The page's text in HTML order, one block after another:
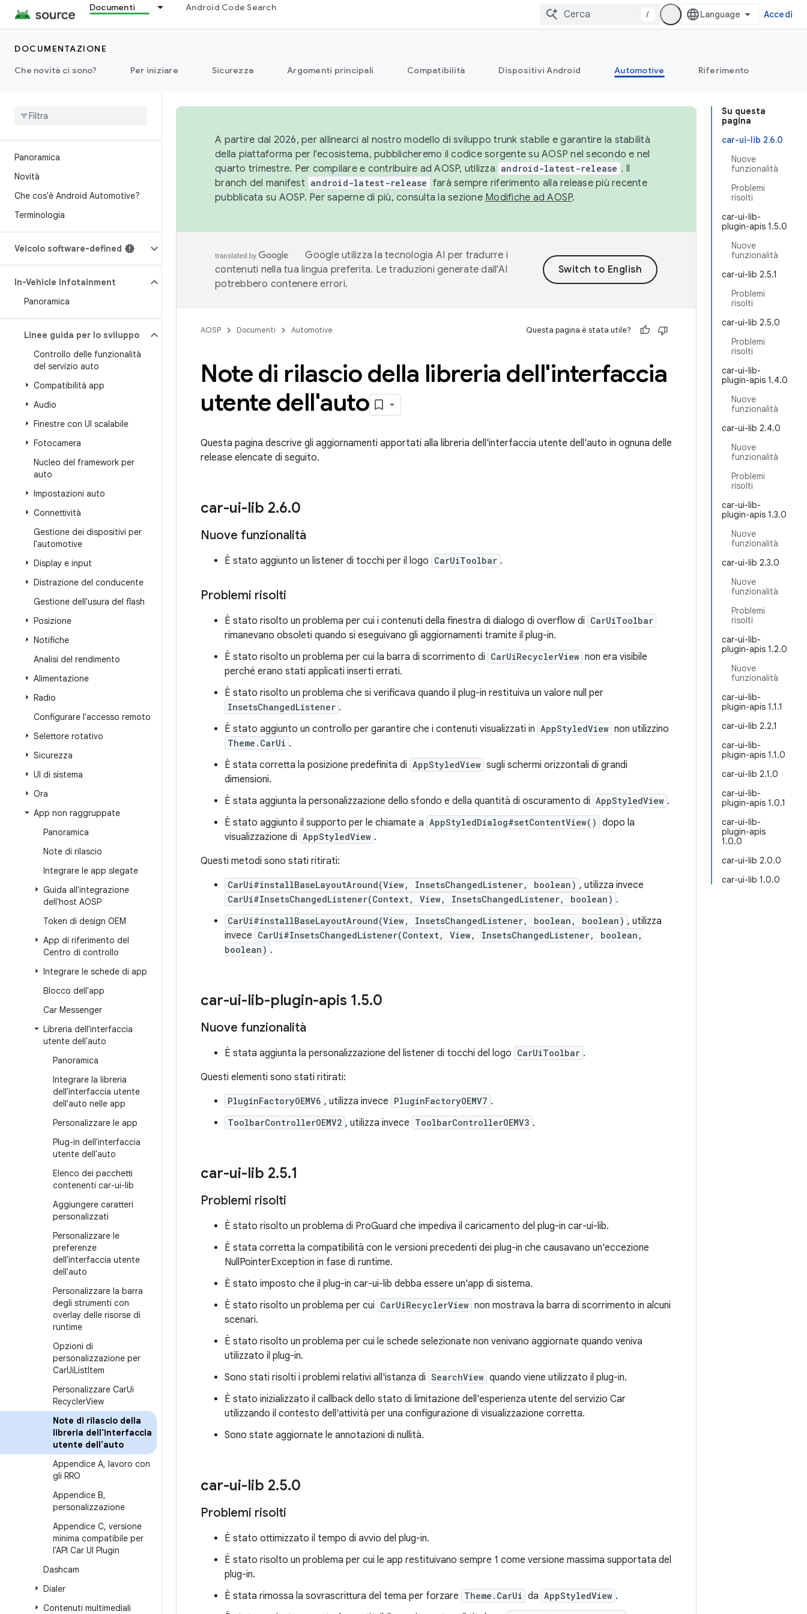
Documenti Android Code Search
/ Accedi
DOCUMENTAZIONE
Che novità ci sono?
Per iniziare Sicurezza Argomenti principali Compatibilità Dispositivi Android Automotive Riferimento
Panoramica
Novità
Che cos'è Android Automotive?
Terminologia
Veicolo software-defined
In-Vehicle Infotainment
Panoramica
Linee guida per lo sviluppo
Controllo delle funzionalità
del servizio auto
Compatibilità app
Audio
Finestre con UI scalabile
Fotocamera
Nucleo del framework per
auto
Impostazioni auto
Connettività
Gestione dei dispositivi per
l'automotive
Display e input
Distrazione del conducente
Gestione dell'usura del flash
Posizione
Notifiche
Analisi del rendimento
Alimentazione
Radio
Configurare l'accesso remoto
Selettore rotativo
Sicurezza
UI di sistema
Ora
App non raggruppate
Panoramica
Note di rilascio
Integrare le app slegate
Guida all'integrazione
dell'host AOSP
Token di design OEM
App di riferimento del
Centro di controllo
Integrare le schede di app
Blocco dell'app
Car Messenger
Libreria dell'interfaccia
utente dell'auto
Panoramica
Integrare la libreria
dell'interfaccia utente
dell'auto nelle app
Personalizzare le app
Plug-in dell'interfaccia
utente dell'auto
Elenco dei pacchetti
contenenti car-ui-lib
Aggiungere caratteri
personalizzati
Personalizzare le
preferenze
dell'interfaccia utente
dell'auto
Personalizzare la barra
degli strumenti con
overlay delle risorse di
runtime
Opzioni di
personalizzazione per
CarUiListItem
Personalizzare CarUi
RecyclerView
Note di rilascio della
libreria dell'interfaccia
utente dell'auto
Appendice A, lavoro con
gli RRO
Appendice B,
personalizzazione
Appendice C, versione
minima compatibile per
l'API Car UI Plugin
Dashcam
Dialer
Contenuti multimediali
Su questa
pagina
car-ui-lib 2.6.0
Nuove
funzionalità
Problemi
risolti
car-ui-lib-
plugin-apis 1.5.0
Nuove
funzionalità
car-ui-lib 2.5.1
Problemi
risolti
car-ui-lib 2.5.0
Problemi
risolti
car-ui-lib-
plugin-apis 1.4.0
Nuove
funzionalità
car-ui-lib 2.4.0
Nuove
funzionalità
Problemi
risolti
car-ui-lib-
plugin-apis 1.3.0
Nuove
funzionalità
car-ui-lib 2.3.0
Nuove
funzionalità
Problemi
risolti
car-ui-lib-
plugin-apis 1.2.0
Nuove
funzionalità
car-ui-lib-
plugin-apis 1.1.1
car-ui-lib 2.2.1
car-ui-lib-
plugin-apis 1.1.0
car-ui-lib 2.1.0
car-ui-lib-
plugin-apis 1.0.1
car-ui-lib-
plugin-apis
1.0.0
car-ui-lib 2.0.0
car-ui-lib 1.0.0
A partire dal 2026, per allinearci al nostro modello di sviluppo trunk stabile e garantire la stabilità
della piattaforma per l'ecosistema, pubblicheremo il codice sorgente su AOSP nel secondo e nel
quarto trimestre. Per compilare e contribuire ad AOSP, utilizza android-latest-release . Il
branch del manifest android-latest-release farà sempre riferimento alla release più recente
pubblicata su AOSP. Per saperne di più, consulta la sezione Modifiche ad AOSP.
Google utilizza la tecnologia AI per tradurre i
contenuti nella tua lingua preferita. Le traduzioni generate dall'AI
potrebbero contenere errori.
AOSP Documenti Automotive Questa pagina è stata utile?
Note di rilascio della libreria dell'interfaccia
utente dell'auto
Questa pagina descrive gli aggiornamenti apportati alla libreria dell'interfaccia utente dell'auto in ognuna delle
release elencate di seguito.
car-ui-lib 2.6.0
Nuove funzionalità
È stato aggiunto un listener di tocchi per il logo CarUiToolbar .
Problemi risolti
È stato risolto un problema per cui i contenuti della finestra di dialogo di overflow di CarUiToolbar
rimanevano obsoleti quando si eseguivano gli aggiornamenti tramite il plug-in.
È stato risolto un problema per cui la barra di scorrimento di CarUiRecyclerView non era visibile
perché erano stati applicati inserti errati.
È stato risolto un problema che si verificava quando il plug-in restituiva un valore null per
InsetsChangedListener .
È stato aggiunto un controllo per garantire che i contenuti visualizzati in AppStyledView non utilizzino
Theme.CarUi .
È stata corretta la posizione predefinita di AppStyledView sugli schermi orizzontali di grandi
dimensioni.
È stata aggiunta la personalizzazione dello sfondo e della quantità di oscuramento di AppStyledView .
È stato aggiunto il supporto per le chiamate a AppStyledDialog#setContentView() dopo la
visualizzazione di AppStyledView .
Questi metodi sono stati ritirati:
CarUi#installBaseLayoutAround(View, InsetsChangedListener, boolean) , utilizza invece
CarUi#InsetsChangedListener(Context, View, InsetsChangedListener, boolean) .
CarUi#installBaseLayoutAround(View, InsetsChangedListener, boolean, boolean) , utilizza
invece CarUi#InsetsChangedListener(Context, View, InsetsChangedListener, boolean,
boolean) .
car-ui-lib-plugin-apis 1.5.0
Nuove funzionalità
È stata aggiunta la personalizzazione del listener di tocchi del logo CarUiToolbar .
Questi elementi sono stati ritirati:
PluginFactoryOEMV6 , utilizza invece PluginFactoryOEMV7 .
ToolbarControllerOEMV2 , utilizza invece ToolbarControllerOEMV3 .
car-ui-lib 2.5.1
Problemi risolti
È stato risolto un problema di ProGuard che impediva il caricamento del plug-in car-ui-lib.
È stata corretta la compatibilità con le versioni precedenti dei plug-in che causavano un'eccezione
NullPointerException in fase di runtime.
È stato imposto che il plug-in car-ui-lib debba essere un'app di sistema.
È stato risolto un problema per cui CarUiRecyclerView non mostrava la barra di scorrimento in alcuni
scenari.
È stato risolto un problema per cui le schede selezionate non venivano aggiornate quando veniva
utilizzato il plug-in.
Sono stati risolti i problemi relativi all'istanza di SearchView quando viene utilizzato il plug-in.
È stato inizializzato il callback dello stato di limitazione dell'esperienza utente del servizio Car
utilizzando il contesto dell'attività per una configurazione di visualizzazione corretta.
Sono state aggiornate le annotazioni di nullità.
car-ui-lib 2.5.0
Problemi risolti
È stato ottimizzato il tempo di avvio del plug-in.
È stato risolto un problema per cui le app restituivano sempre 1 come versione massima supportata del
plug-in.
È stata rimossa la sovrascrittura del tema per forzare Theme.CarUi da AppStyledView .